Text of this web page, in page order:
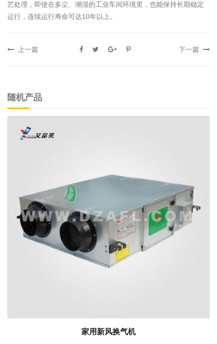
艺处理，即使在多尘、潮湿的工业车间环境里，也能保持长期稳定
运行，连续运行寿命可达10年以上。
上一篇 下一篇
随机产品
家用新风换气机